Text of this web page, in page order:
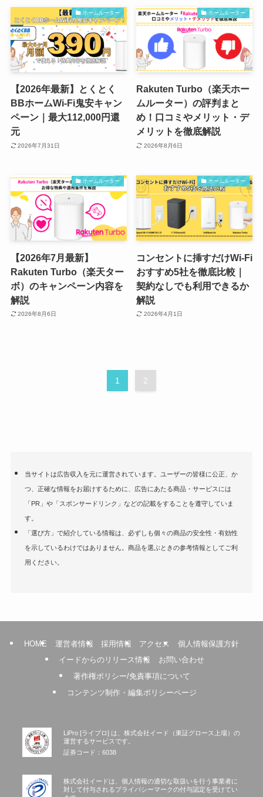
ホームルーター
【2026年最新】とくとく
BBホームWi-Fi鬼安キャン
ペーン｜最大112,000円還
元
2026年7月31日
ホームルーター
Rakuten Turbo（楽天ホー
ムルーター）の評判まと
め！口コミやメリット・デ
メリットを徹底解説
2026年8月6日
ホームルーター
【2026年7月最新】
Rakuten Turbo（楽天ター
ボ）のキャンペーン内容を
解説
2026年8月6日
ホームルーター
コンセントに挿すだけWi-Fi
おすすめ5社を徹底比較｜
契約なしでも利用できるか
解説
2026年4月1日
1 2
当サイトは広告収入を元に運営されています。ユーザーの皆様に公正、か
つ、正確な情報をお届けするために、広告にあたる商品・サービスには
「PR」や「スポンサードリンク」などの記載をすることを遵守していま
す。
「選び方」で紹介している情報は、必ずしも個々の商品の安全性・有効性
を示しているわけではありません。商品を選ぶときの参考情報としてご利
用ください。
HOME 運営者情報 採用情報 アクセス
個人情報保護方針
イードからのリリース情報
お問い合わせ
著作権ポリシー/免責事項について
コンテンツ制作・編集ポリシーページ
LiPro [ライプロ] は、株式会社イード（東証グロース上場）の
運営するサービスです。
証券コード：6038
株式会社イードは、個人情報の適切な取扱いを行う事業者に
対して付与されるプライバシーマークの付与認定を受けてい